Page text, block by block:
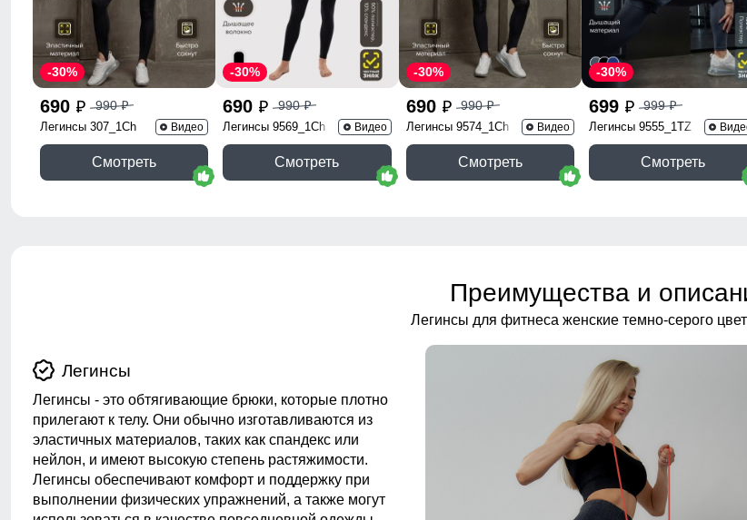
690 p 990p
-30%
Легинсы 307_1Ch Видео
Смотреть
690 p 990p
-30%
Легинсы 9569_1Ch Видео
Смотреть
690 p 990p
-30%
Легинсы 9574_1Ch Видео
Смотреть
699 p 999p
-30%
Легинсы 9555_1TZ
Смотреть
Преимущества и
Легинсы для фитнеса женские темно-серого
Легинсы
Легинсы - это обтягивающие брюки, которые плотно
прилегают к телу. Они обычно изготавливаются из
эластичных материалов, таких как спандекс или
нейлон, и имеют высокую степень растяжимости.
Легинсы обеспечивают комфорт и поддержку при
выполнении физических упражнений, а также могут